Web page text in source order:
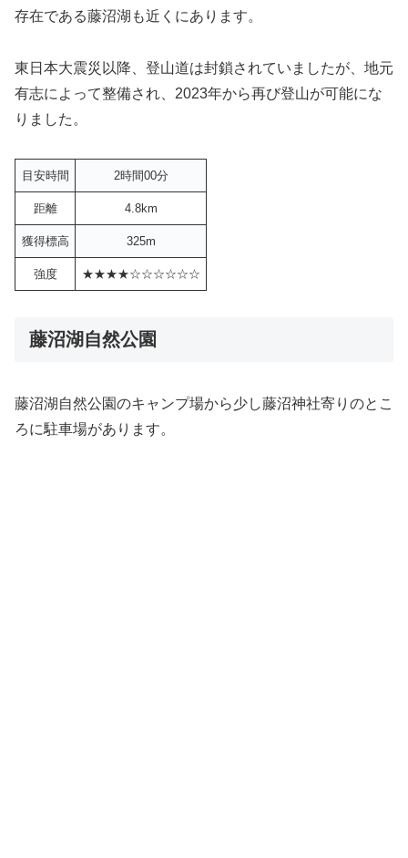
存在である藤沼湖も近くにあります。
東日本大震災以降、登山道は封鎖されていましたが、地元
有志によって整備され、2023年から再び登山が可能にな
りました。
目安時間 2時間00分
距離 4.8km
獲得標高 325m
強度 ★★★★☆☆☆☆☆☆
藤沼湖自然公園
藤沼湖自然公園のキャンプ場から少し藤沼神社寄りのとこ
ろに駐車場があります。